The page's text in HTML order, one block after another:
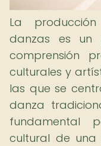
La
danzas es un
comprensión
culturales y
las que se
danza
fundamental
cultural de